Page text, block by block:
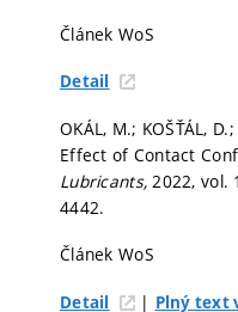
Článek WoS
Detail
OKÁL, M.; KOŠŤÁL, D.;
Effect of Contact
Lubricants, 2022, vol.
4442.
Článek WoS
Detail | Plný text